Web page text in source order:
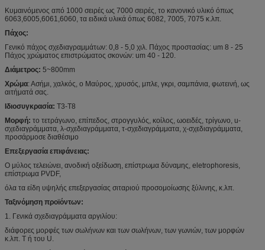
Κυμαινόμενος από 1000 σειρές ως 7000 σειρές, το κανονικό υλικό όπως
6063,6005,6061,6060, τα ειδικά υλικά όπως 6082, 7005, 7075 κ.λπ.
Πάχος:
Γενικό πάχος σχεδιαγραμμάτων: 0,8 - 5,0 χιλ. Πάχος προστασίας: um 8 - 25
Πάχος χρώματος επιστρώματος σκονών: um 40 - 120.
Διάμετρος: 5~800mm
Χρώμα: Ασήμι, χαλκός, ο Μαύρος, χρυσός, μπλε, γκρι, σαμπάνια, φωτεινή, ως
αιτήματά σας.
Ιδιοσυγκρασία: T3-T8
Μορφή: το τετράγωνο, επίπεδος, στρογγυλός, κοίλος, ωοειδές, τρίγωνο, u-
σχεδιαγράμματα, λ-σχεδιαγράμματα, τ-σχεδιαγράμματα, χ-σχεδιαγράμματα,
προσάρμοσε διαθέσιμο
Επεξεργασία επιφάνειας:
Ο μύλος τελειώνει, ανοδική οξείδωση, επίστρωμα δύναμης, eletrophoresis,
επίστρωμα PVDF,
όλα τα είδη υψηλής επεξεργασίας σιταριού προσομοίωσης ξύλινης, κ.λπ.
Ταξινόμηση προϊόντων:
1. Γενικά σχεδιαγράμματα αργιλίου:
διάφορες μορφές των σωλήνων και των σωλήνων, των γωνιών, των μορφών
κ.λπ. Τ ή του U.